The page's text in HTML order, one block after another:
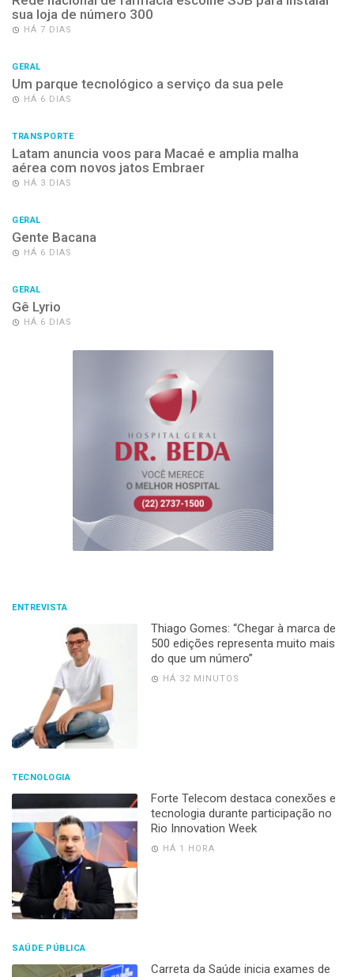
sua loja de número 300
HÁ 7 DIAS
GERAL
Um parque tecnológico a serviço da sua pele
HÁ 6 DIAS
TRANSPORTE
Latam anuncia voos para Macaé e amplia malha
aérea com novos jatos Embraer
HÁ 3 DIAS
GERAL
Gente Bacana
HÁ 6 DIAS
GERAL
Gê Lyrio
HÁ 6 DIAS
ENTREVISTA
Thiago Gomes: “Chegar à marca de
500 edições representa muito mais
do que um número”
HÁ 32 MINUTOS
TECNOLOGIA
Forte Telecom destaca conexões e
tecnologia durante participação no
Rio Innovation Week
HÁ 1 HORA
SAÚDE PÚBLICA
Carreta da Saúde inicia exames de